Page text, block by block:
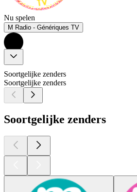
Nu spelen
M Radio - Génériques TV
Soortgelijke zenders
Soortgelijke zenders
Soortgelijke zenders